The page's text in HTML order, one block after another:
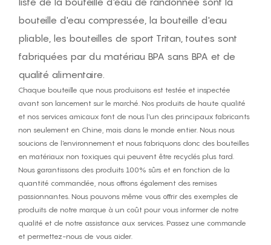
bouteille d'eau compressée, la bouteille d'eau
pliable, les bouteilles de sport Tritan, toutes sont
fabriquées par du matériau BPA sans BPA et de
qualité alimentaire.
Chaque bouteille que nous produisons est testée et inspectée
avant son lancement sur le marché. Nos produits de haute qualité
et nos services amicaux font de nous l'un des principaux fabricants
non seulement en Chine, mais dans le monde entier. Nous nous
soucions de l'environnement et nous fabriquons donc des bouteilles
en matériaux non toxiques qui peuvent être recyclés plus tard.
Nous garantissons des produits 100% sûrs et en fonction de la
quantité commandée, nous offrons également des remises
passionnantes. Nous pouvons même vous offrir des exemples de
produits de notre marque à un coût pour vous informer de notre
qualité et de notre assistance aux services. Passez une commande
et permettez-nous de vous aider.